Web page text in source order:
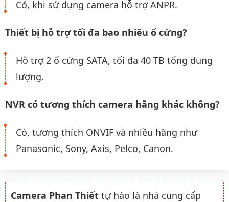
Có, khi sử dụng camera hỗ trợ ANPR.
Thiết bị hỗ trợ tối đa bao nhiêu ổ cứng?
Hỗ trợ 2 ổ cứng SATA, tối đa 40 TB tổng dung
lượng.
NVR có tương thích camera hãng khác không?
Có, tương thích ONVIF và nhiều hãng như
Panasonic, Sony, Axis, Pelco, Canon.
Camera Phan Thiết tự hào là nhà cung cấp